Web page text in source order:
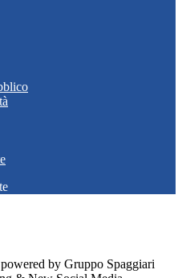
by Gruppo Spaggiari